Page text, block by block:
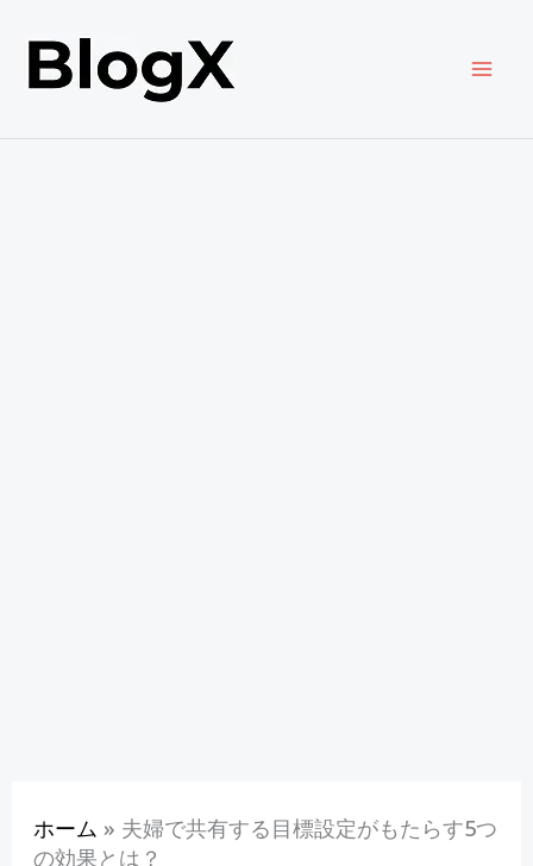
ス
ホーム » 夫婦で共有する目標設定がもたらす5つ
の効果とは？